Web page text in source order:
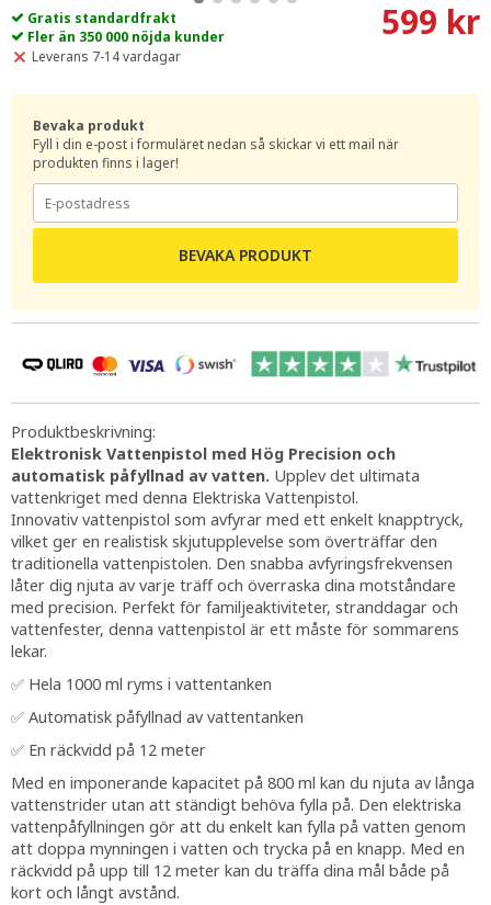
Gratis standardfrakt
Fler än 350 000 nöjda kunder
Leverans 7-14 vardagar
599 kr
Bevaka produkt
Fyll i din e-post i formuläret nedan så skickar vi ett mail när
produkten finns i lager!
BEVAKA PRODUKT
Produktbeskrivning:
Elektronisk Vattenpistol med Hög Precision och
automatisk påfyllnad av vatten. Upplev det ultimata
vattenkriget med denna Elektriska Vattenpistol.
Innovativ vattenpistol som avfyrar med ett enkelt knapptryck,
vilket ger en realistisk skjutupplevelse som överträffar den
traditionella vattenpistolen. Den snabba avfyringsfrekvensen
låter dig njuta av varje träff och överraska dina motståndare
med precision. Perfekt för familjeaktiviteter, stranddagar och
vattenfester, denna vattenpistol är ett måste för sommarens
lekar.
✅ Hela 1000 ml ryms i vattentanken
✅ Automatisk påfyllnad av vattentanken
✅ En räckvidd på 12 meter
Med en imponerande kapacitet på 800 ml kan du njuta av långa
vattenstrider utan att ständigt behöva fylla på. Den elektriska
vattenpåfyllningen gör att du enkelt kan fylla på vatten genom
att doppa mynningen i vatten och trycka på en knapp. Med en
räckvidd på upp till 12 meter kan du träffa dina mål både på
kort och långt avstånd.